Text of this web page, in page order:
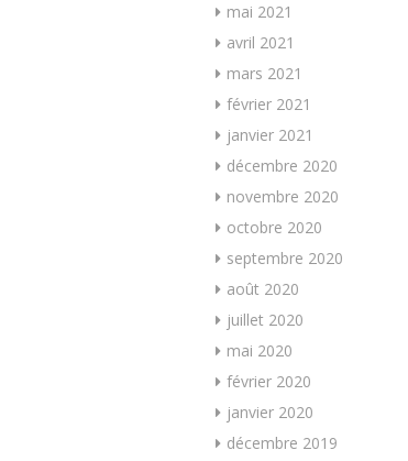
mai 2021
avril 2021
mars 2021
février 2021
janvier 2021
décembre 2020
novembre 2020
octobre 2020
septembre 2020
août 2020
juillet 2020
mai 2020
février 2020
janvier 2020
décembre 2019